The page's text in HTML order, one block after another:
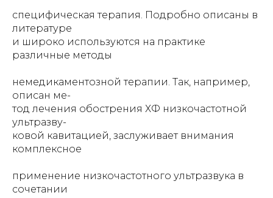
специфическая терапия. Подробно описаны в
литературе
и широко используются на практике
различные методы
немедикаментозной терапии. Так, например,
описан ме-
тод лечения обострения ХФ низкочастотной
ультразву-
ковой кавитацией, заслуживает внимания
комплексное
применение низкочастотного ультразвука в
сочетании